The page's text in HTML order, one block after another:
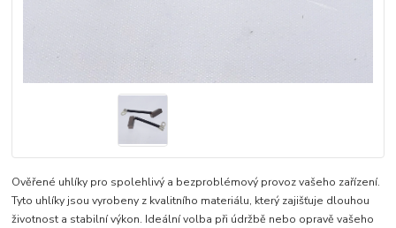
Ověřené uhlíky pro spolehlivý a bezproblémový provoz vašeho zařízení.
Tyto uhlíky jsou vyrobeny z kvalitního materiálu, který zajišťuje dlouhou
životnost a stabilní výkon. Ideální volba při údržbě nebo opravě vašeho